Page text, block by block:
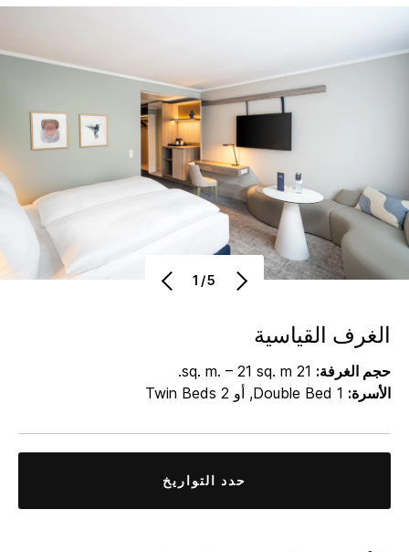
1/5
الغرف القياسية
حجم الغرفة: 21 sq. m. – 21 sq. m.
الأسرة: 1 Double Bed, أو 2 Twin Beds
حدد التواريخ